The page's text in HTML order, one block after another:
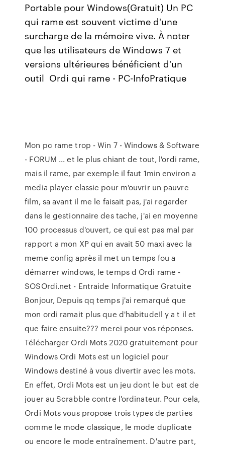
Portable pour Windows(Gratuit) Un PC
qui rame est souvent victime d'une
surcharge de la mémoire vive. À noter
que les utilisateurs de Windows 7 et
versions ultérieures bénéficient d'un
outil Ordi qui rame - PC-InfoPratique
Mon pc rame trop - Win 7 - Windows & Software
- FORUM ... et le plus chiant de tout, l'ordi rame,
mais il rame, par exemple il faut 1min environ a
media player classic pour m'ouvrir un pauvre
film, sa avant il me le faisait pas, j'ai regarder
dans le gestionnaire des tache, j'ai en moyenne
100 processus d'ouvert, ce qui est pas mal par
rapport a mon XP qui en avait 50 maxi avec la
meme config après il met un temps fou a
démarrer windows, le temps d Ordi rame -
SOSOrdi.net - Entraide Informatique Gratuite
Bonjour, Depuis qq temps j'ai remarqué que
mon ordi ramait plus que d'habitudeIl y a t il et
que faire ensuite??? merci pour vos réponses.
Télécharger Ordi Mots 2020 gratuitement pour
Windows Ordi Mots est un logiciel pour
Windows destiné à vous divertir avec les mots.
En effet, Ordi Mots est un jeu dont le but est de
jouer au Scrabble contre l'ordinateur. Pour cela,
Ordi Mots vous propose trois types de parties
comme le mode classique, le mode duplicate
ou encore le mode entraînement. D'autre part,